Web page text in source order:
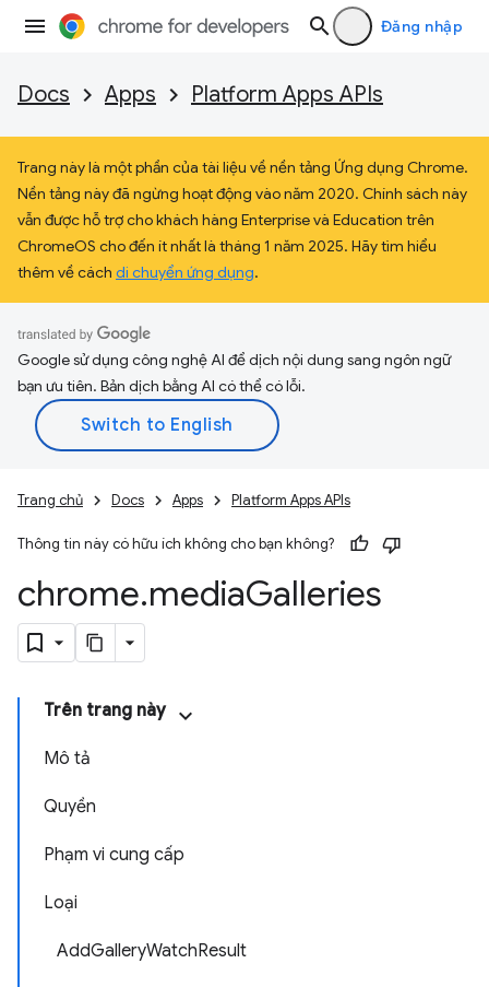
Đăng nhập
Docs Apps Platform Apps APIs
Trang này là một phần của tài liệu về nền tảng Ứng dụng Chrome.
Nền tảng này đã ngừng hoạt động vào năm 2020. Chính sách này
vẫn được hỗ trợ cho khách hàng Enterprise và Education trên
ChromeOS cho đến ít nhất là tháng 1 năm 2025. Hãy tìm hiểu
thêm về cách di chuyển ứng dụng.
Google sử dụng công nghệ AI để dịch nội dung sang ngôn ngữ
bạn ưu tiên. Bản dịch bằng AI có thể có lỗi.
Trang chủ Docs Apps Platform Apps APIs
Thông tin này có hữu ích không cho bạn không?
chrome.mediaGalleries
Trên trang này
Mô tả
Quyền
Phạm vi cung cấp
Loại
AddGalleryWatchResult